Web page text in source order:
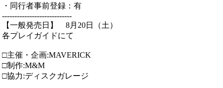
・同行者事前登録：有
----------------------------
【一般発売日】 8月20日（土）
各プレイガイドにて
□主催・企画:MAVERICK
□制作:M&M
□協力:ディスクガレージ